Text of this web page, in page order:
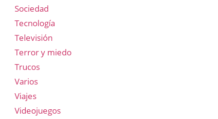
Sociedad
Tecnología
Televisión
Terror y miedo
Trucos
Varios
Viajes
Videojuegos